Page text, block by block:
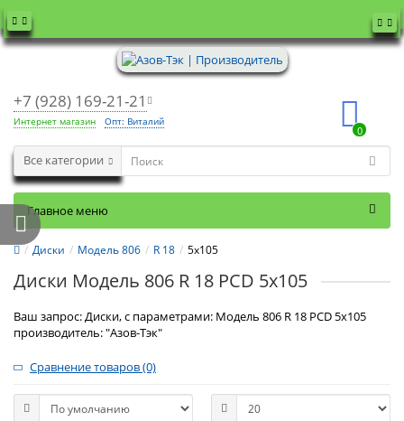
+7 (928) 169-21-21
Интернет магазин Опт: Виталий
0
Все категории
Главное меню
Диски Модель 806 R 18 5x105
Диски Модель 806 R 18 PCD 5x105
Ваш запрос: Диски, с параметрами: Модель 806 R 18 PCD 5x105
производитель: "Азов-Тэк"
Сравнение товаров (0)